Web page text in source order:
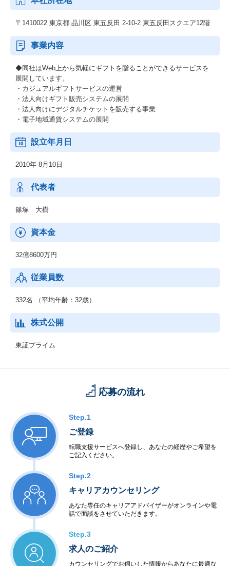
〒1410022 東京都 品川区 東五反田 2-10-2 東五反田スクエア12階
事業内容
◆同社はWeb上から気軽にギフトを贈ることができるサービスを
展開しています。
・カジュアルギフトサービスの運営
・法人向けギフト販売システムの展開
・法人向けにデジタルチケットを販売する事業
・電子地域通貨システムの展開
設立年月日
2010年 8月10日
代表者
篠塚 大樹
資本金
32億8600万円
従業員数
332名 （平均年齢：32歳）
株式公開
東証プライム
応募の流れ
Step.1
ご登録
転職支援サービスへ登録し、あなたの経歴やご希望を
ご記入ください。
Step.2
キャリアカウンセリング
あなた専任のキャリアアドバイザーがオンラインや電
話で面談をさせていただきます。
Step.3
求人のご紹介
カウンセリングでお伺いした情報からあなたに最適な